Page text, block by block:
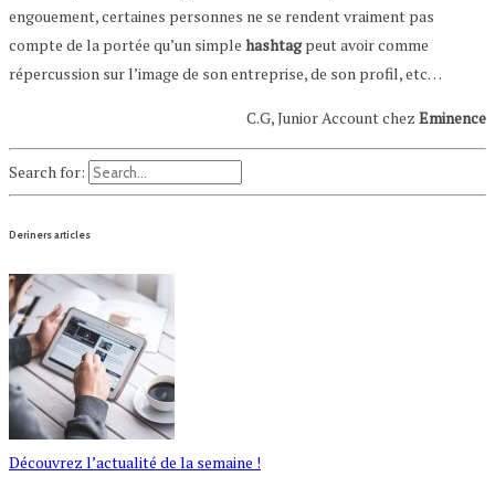
engouement, certaines personnes ne se rendent vraiment pas
compte de la portée qu’un simple hashtagpeut avoir comme
répercussion sur l’image de son entreprise, de son profil, etc…
C.G, Junior Account chez Eminence
Search for:
Deriners articles
Découvrez l’actualité de la semaine !